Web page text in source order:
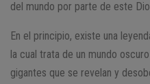
del mundo por parte de este
En el principio, existe una
la cual trata de un mundo
gigantes que se revelan y